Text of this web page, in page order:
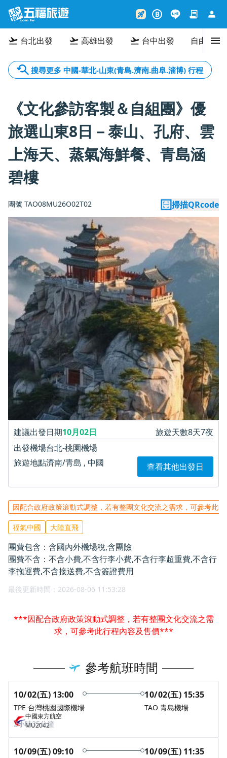
rocket_launch B contract person
flight_takeoff 台北出發 flight_takeoff 高雄出發 flight_takeoff 台中出發 自由行menu
搜尋更多 中國-華北-山東(青島.濟南.曲阜.淄博) 行程
《文化參訪客製＆自組團》優
旅選山東8日－泰山、孔府、雲
上海天、蒸氣海鮮餐、青島涵
碧樓
團號 TAO08MU26O02T02 掃描QRcode
建議出發日期10月02日 旅遊天數8天7夜
出發機場台北-桃園機場
旅遊地點濟南/青島 , 中國 查看其他出發日
因配合政府政策滾動式調整，若有整團文化交流之需求，可參考此
福氣中國 大陸直飛
團費包含：含國內外機場稅,含團險
團費不含：不含小費,不含行李小費,不含行李超重費,不含行
李拖運費,不含接送費,不含簽證費用
最後更新時間：2026-08-06 11:53:28
***因配合政府政策滾動式調整，若有整團文化交流之需
求，可參考此行程內容及售價***
參考航班時間
10/02(五) 13:00
TPE 台灣桃園國際機場
2小時35分鐘
10/02(五) 15:35
TAO 青島機場
中國東方航空
MU2042
10/09(五)09:10 10/09(五) 11:35